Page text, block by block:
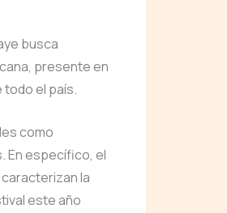
busca
presente en
todo el país.
como
En específico, el
la
este año